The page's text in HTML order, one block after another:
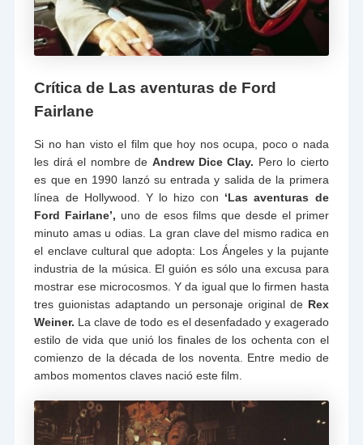
Crítica de Las aventuras de Ford
Fairlane
Si no han visto el film que hoy nos ocupa, poco o nada
les dirá el nombre de Andrew Dice Clay. Pero lo cierto
es que en 1990 lanzó su entrada y salida de la primera
línea de Hollywood. Y lo hizo con ‘Las aventuras de
Ford Fairlane’, uno de esos films que desde el primer
minuto amas u odias. La gran clave del mismo radica en
el enclave cultural que adopta: Los Ángeles y la pujante
industria de la música. El guión es sólo una excusa para
mostrar ese microcosmos. Y da igual que lo firmen hasta
tres guionistas adaptando un personaje original deRex
Weiner. La clave de todo es el desenfadado y exagerado
estilo de vida que unió los finales de los ochenta con el
comienzo de la década de los noventa. Entre medio de
ambos momentos claves nació este film.